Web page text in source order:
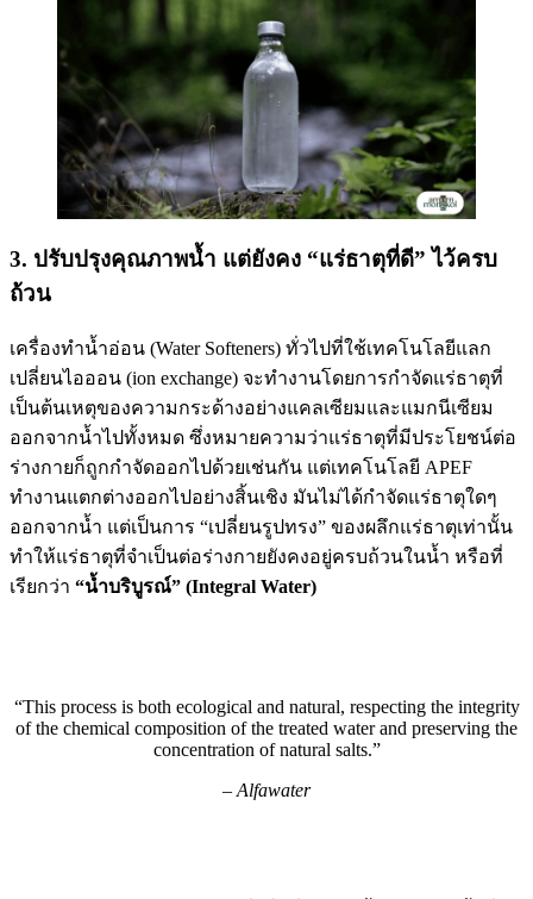
3. ปรับปรุงคุณภาพน้ำ แต่ยังคง “แร่ธาตุที่ดี” ไว้ครบ
ถ้วน
เครื่องทำน้ำอ่อน (Water Softeners) ทั่วไปที่ใช้เทคโนโลยีแลก
เปลี่ยนไอออน (ion exchange) จะทำงานโดยการกำจัดแร่ธาตุที่
เป็นต้นเหตุของความกระด้างอย่างแคลเซียมและแมกนีเซียม
ออกจากน้ำไปทั้งหมด ซึ่งหมายความว่าแร่ธาตุที่มีประโยชน์ต่อ
ร่างกายก็ถูกกำจัดออกไปด้วยเช่นกัน แต่เทคโนโลยี APEF
ทำงานแตกต่างออกไปอย่างสิ้นเชิง มันไม่ได้กำจัดแร่ธาตุใดๆ
ออกจากน้ำ แต่เป็นการ “เปลี่ยนรูปทรง” ของผลึกแร่ธาตุเท่านั้น
ทำให้แร่ธาตุที่จำเป็นต่อร่างกายยังคงอยู่ครบถ้วนในน้ำ หรือที่
เรียกว่า “น้ำบริบูรณ์” (Integral Water)
“This process is both ecological and natural, respecting the integrity
of the chemical composition of the treated water and preserving the
concentration of natural salts.”
– Alfawater